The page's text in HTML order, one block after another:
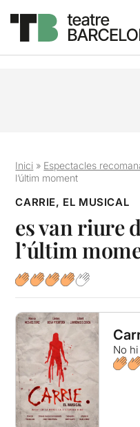
Inici » Espectacles
l’últim moment
CARRIE, EL MUSICAL
es van riure
l’últim
No